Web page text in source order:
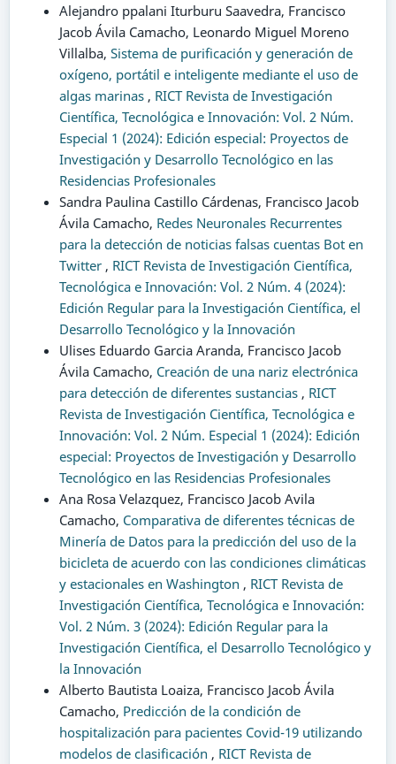
Alejandro ppalani Iturburu Saavedra, Francisco
Jacob Ávila Camacho, Leonardo Miguel Moreno
Villalba, Sistema de purificación y generación de
oxígeno, portátil e inteligente mediante el uso de
algas marinas , RICT Revista de Investigación
Científica, Tecnológica e Innovación: Vol. 2 Núm.
Especial 1 (2024): Edición especial: Proyectos de
Investigación y Desarrollo Tecnológico en las
Residencias Profesionales
Sandra Paulina Castillo Cárdenas, Francisco Jacob
Ávila Camacho, Redes Neuronales Recurrentes
para la detección de noticias falsas cuentas Bot en
Twitter , RICT Revista de Investigación Científica,
Tecnológica e Innovación: Vol. 2 Núm. 4 (2024):
Edición Regular para la Investigación Científica, el
Desarrollo Tecnológico y la Innovación
Ulises Eduardo Garcia Aranda, Francisco Jacob
Ávila Camacho, Creación de una nariz electrónica
para detección de diferentes sustancias , RICT
Revista de Investigación Científica, Tecnológica e
Innovación: Vol. 2 Núm. Especial 1 (2024): Edición
especial: Proyectos de Investigación y Desarrollo
Tecnológico en las Residencias Profesionales
Ana Rosa Velazquez, Francisco Jacob Avila
Camacho, Comparativa de diferentes técnicas de
Minería de Datos para la predicción del uso de la
bicicleta de acuerdo con las condiciones climáticas
y estacionales en Washington , RICT Revista de
Investigación Científica, Tecnológica e Innovación:
Vol. 2 Núm. 3 (2024): Edición Regular para la
Investigación Científica, el Desarrollo Tecnológico y
la Innovación
Alberto Bautista Loaiza, Francisco Jacob Ávila
Camacho, Predicción de la condición de
hospitalización para pacientes Covid-19 utilizando
modelos de clasificación , RICT Revista de